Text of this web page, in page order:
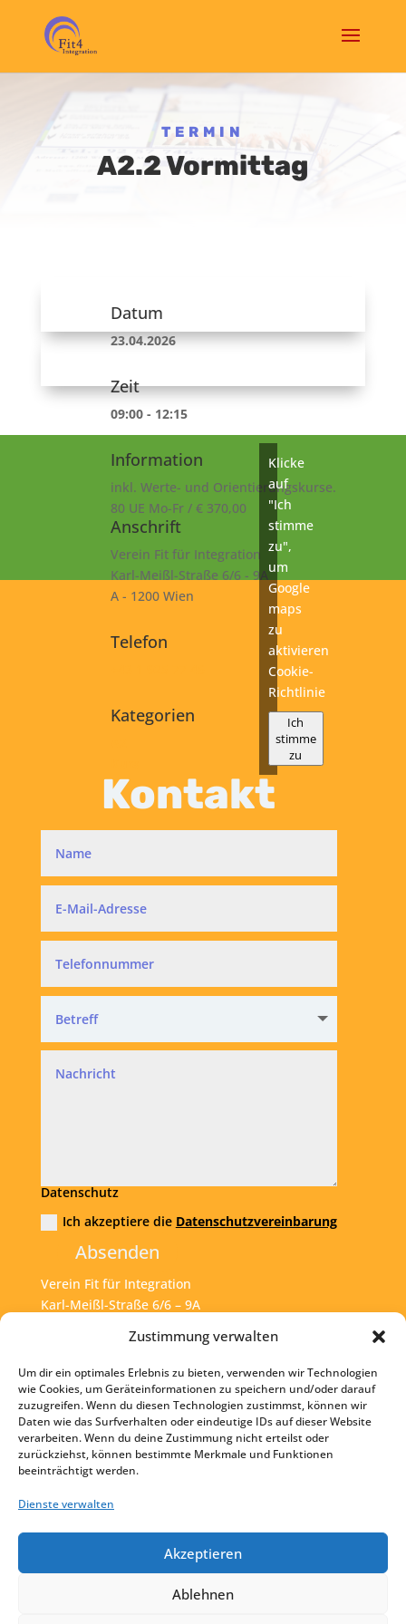
Zustimmung verwalten
Um dir ein optimales Erlebnis zu bieten, verwenden wir Technologien
wie Cookies, um Geräteinformationen zu speichern und/oder darauf
zuzugreifen. Wenn du diesen Technologien zustimmst, können wir
Daten wie das Surfverhalten oder eindeutige IDs auf dieser Website
verarbeiten. Wenn du deine Zustimmung nicht erteilst oder
zurückziehst, können bestimmte Merkmale und Funktionen
beeinträchtigt werden.
Dienste verwalten
Akzeptieren
Ablehnen
TERMIN
A2.2 Vormittag
Datum
23.04.2026
Zeit
09:00 - 12:15
Information
inkl. Werte- und Orientierungskurse.
80 UE Mo-Fr / € 370,00
Anschrift
Verein Fit für Integration
Karl-Meißl-Straße 6/6 - 9A
A - 1200 Wien
Telefon
Kategorien
Klicke
auf
"Ich
stimme
zu",
um
Google
maps
zu
aktivieren
Cookie-
Richtlinie
Ich
stimme
zu
Kontakt
Datenschutz
Ich akzeptiere die Datenschutzvereinbarung
Absenden
Verein Fit für Integration
Karl-Meißl-Straße 6/6 – 9A
Tel:+43 1 925 77 46
Mail: office@fit4int.at
Startseite
Kontakt
Impressum